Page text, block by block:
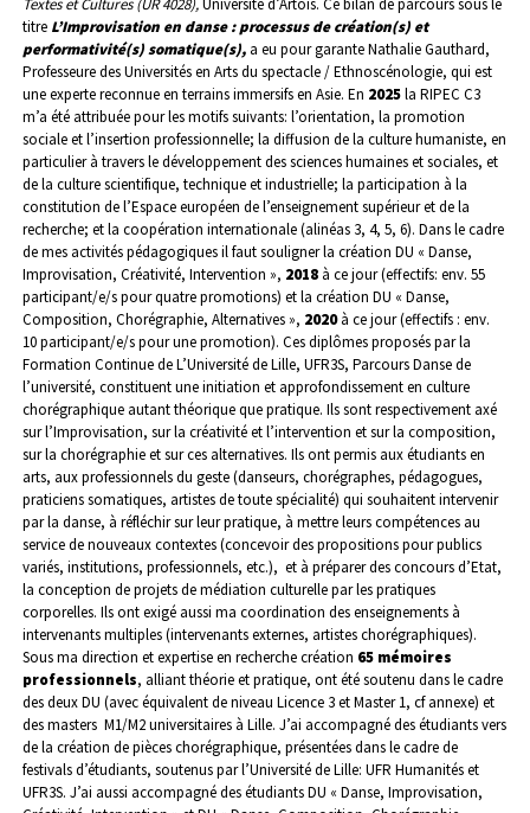
Textes et Cultures (UR 4028),Université d’Artois. Ce bilan de parcours sous le
titre L’Improvisation en danse : processus de création(s) et
performativité(s) somatique(s), a eu pour garanteNathalie Gauthard,
Professeure des Universités en Arts du spectacle / Ethnoscénologie, qui est
une experte reconnue en terrains immersifs en Asie. En 2025la RIPEC C3
m’a été attribuée pour les motifs suivants: l’orientation, la promotion
sociale et l’insertion professionnelle; la diffusion de la culture humaniste, en
particulier à travers le développement des sciences humaines et sociales, et
de la culture scientifique, technique et industrielle; la participation à la
constitution de l’Espace européen de l’enseignement supérieur et de la
recherche; et la coopération internationale (alinéas 3, 4, 5, 6). Dans le cadre
de mes activités pédagogiques il faut souligner la création DU « Danse,
Improvisation, Créativité, Intervention », 2018 à ce jour (effectifs: env. 55
participant/e/s pour quatre promotions) et la création DU « Danse,
Composition, Chorégraphie, Alternatives », 2020à ce jour (effectifs : env.
10 participant/e/s pour une promotion). Ces diplômes proposés par la
Formation Continue de L’Université de Lille, UFR3S, Parcours Danse de
l’université, constituent une initiation et approfondissement en culture
chorégraphique autant théorique que pratique. Ils sont respectivement axé
sur l’Improvisation, sur la créativité et l’intervention et sur la composition,
sur la chorégraphie et sur ces alternatives. Ils ont permis aux étudiants en
arts, aux professionnels du geste (danseurs, chorégraphes, pédagogues,
praticiens somatiques, artistes de toute spécialité) qui souhaitent intervenir
par la danse, à réfléchir sur leur pratique, à mettre leurs compétences au
service de nouveaux contextes (concevoir des propositions pour publics
variés, institutions, professionnels, etc.), et à préparer des concours d’Etat,
la conception de projets de médiation culturelle par les pratiques
corporelles. Ils ont exigé aussi ma coordination des enseignements à
intervenants multiples (intervenants externes, artistes chorégraphiques).
Sous ma direction et expertise en recherche création 65 mémoires
professionnels, alliant théorie et pratique, ont été soutenu dans le cadre
des deux DU (avec équivalent de niveau Licence 3 et Master 1, cf annexe) et
des masters M1/M2 universitaires à Lille. J’ai accompagné des étudiants vers
de la création de pièces chorégraphique, présentées dans le cadre de
festivals d’étudiants, soutenus par l’Université de Lille: UFR Humanités et
UFR3S. J’ai aussi accompagné des étudiants DU « Danse, Improvisation,